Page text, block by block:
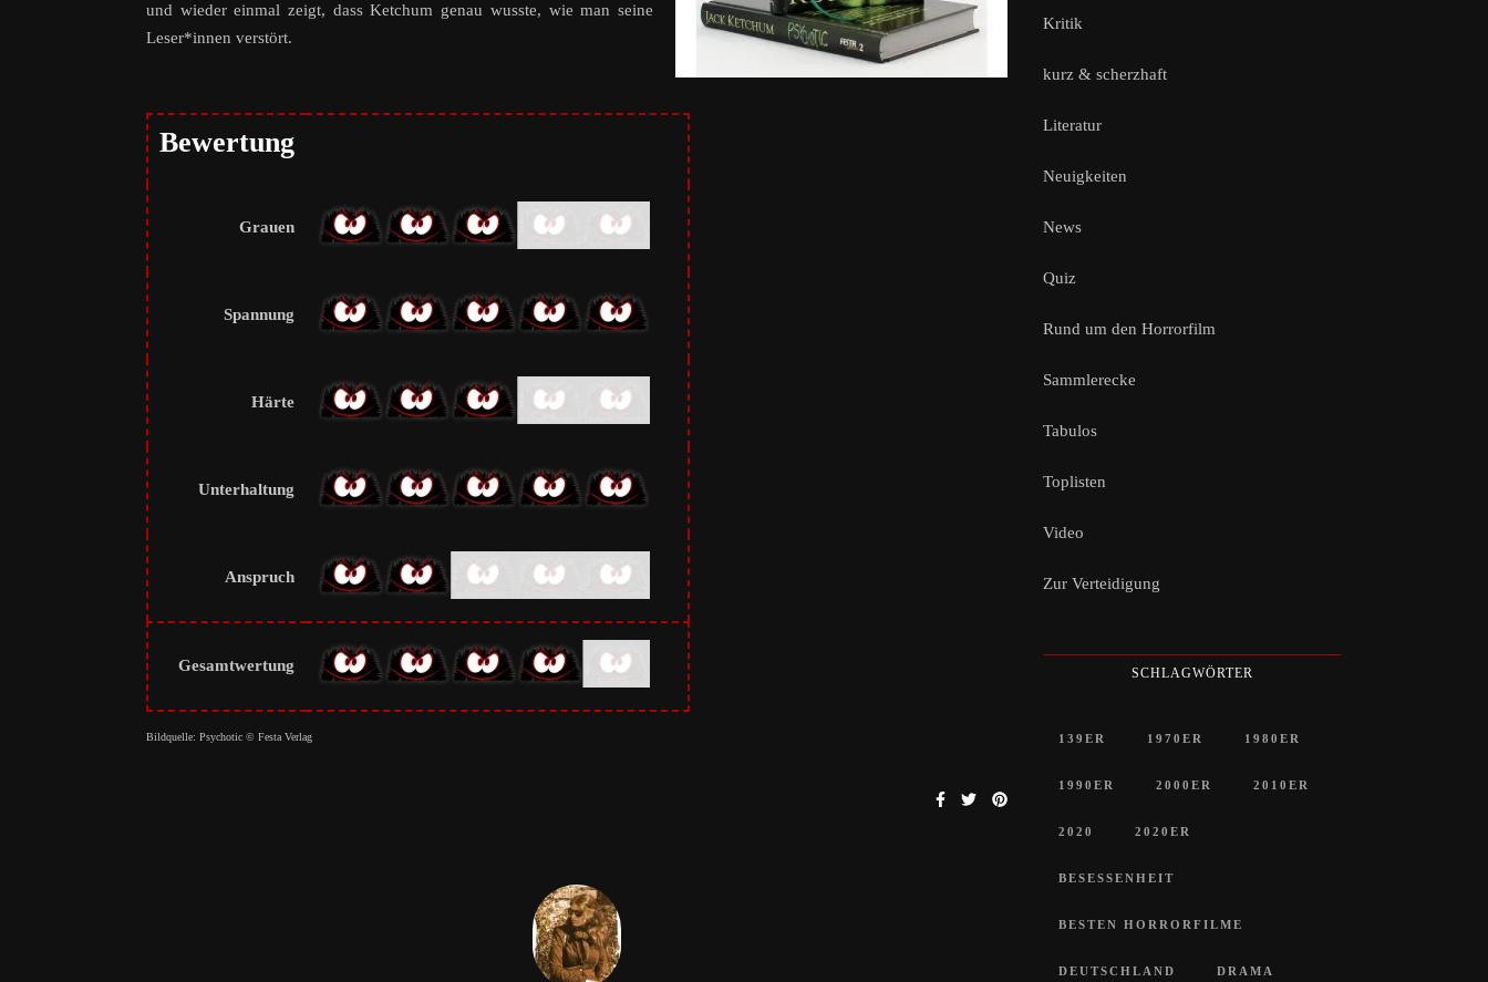
und wieder einmal zeigt, dass Ketchum genau wusste, wie man seine
Leser*innen verstört.
Bewertung
Grauen
Spannung
Härte
Unterhaltung
Anspruch
Gesamtwertung
Bildquelle: Psychotic © Festa Verlag
Kritik
kurz & scherzhaft
Literatur
Neuigkeiten
News
Quiz
Rund um den Horrorfilm
Sammlerecke
Tabulos
Toplisten
Video
Zur Verteidigung
SCHLAGWÖRTER
139ER 1970ER 1980ER
1990ER 2000ER 2010ER
2020 2020ER
BESESSENHEIT
BESTEN HORRORFILME
DEUTSCHLAND DRAMA